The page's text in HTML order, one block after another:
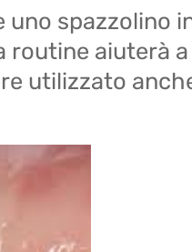
uno spazzolino
routine aiuterà
utilizzato